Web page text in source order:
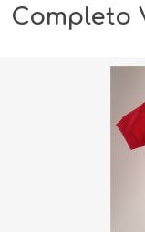
Completo